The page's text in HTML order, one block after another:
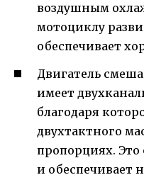
воздушным
мотоциклу
обеспечивает
Двигатель
имеет
благодаря
двухтактного
пропорциях. Это
и обеспечивает